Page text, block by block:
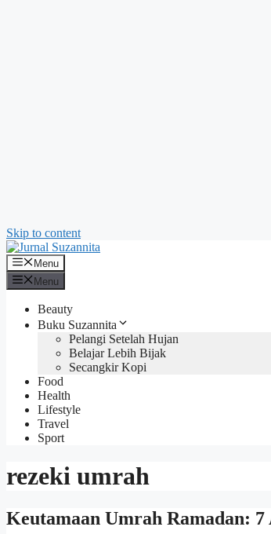
Skip to content
Menu
Menu
Beauty
Buku Suzannita
Pelangi Setelah Hujan
Belajar Lebih Bijak
Secangkir Kopi
Food
Health
Lifestyle
Travel
Sport
rezeki umrah
Keutamaan Umrah Ramadan: